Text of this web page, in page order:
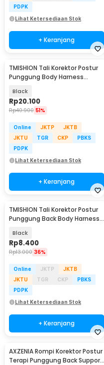
PDPK
Lihat Ketersediaan Stok
+ Keranjang
TMISHION Tali Korektor Postur
Punggung Body Harness
Black
Rp20.100
Rp40.900 51%
Online JKTP
JKTB
JKTU
TGR CKP
PBKS
PDPK
Lihat Ketersediaan Stok
+ Keranjang
TMISHION Tali Korektor Postur
Punggung Back Body Harness -
Black
Rp8.400
Rp13.000 36%
Online JKTP
JKTB
JKTU
TGR CKP
PBKS
PDPK
Lihat Ketersediaan Stok
+ Keranjang
AXZENIA Rompi Korektor Postur
Terapi Punggung Back Support